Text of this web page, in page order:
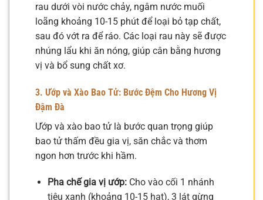
rau dưới vòi nước chảy, ngâm nước muối
loãng khoảng 10-15 phút để loại bỏ tạp chất,
sau đó vớt ra để ráo. Các loại rau này sẽ được
nhúng lẩu khi ăn nóng, giúp cân bằng hương
vị và bổ sung chất xơ.
3. Ướp và Xào Bao Tử: Bước Đệm Cho Hương Vị
Đậm Đà
Ướp và xào bao tử là bước quan trọng giúp
bao tử thấm đều gia vị, săn chắc và thơm
ngon hơn trước khi hầm.
Pha chế gia vị ướp:Cho vào cối 1 nhánh
tiêu xanh (khoảng 10-15 hạt), 3 lát gừng